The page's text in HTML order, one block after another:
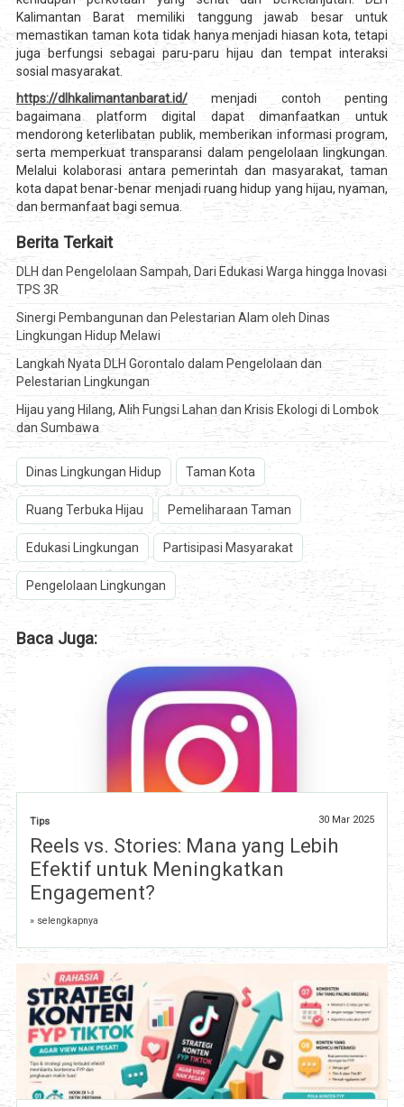
Kalimantan Barat memiliki tanggung jawab besar untuk
memastikan taman kota tidak hanya menjadi hiasan kota, tetapi
juga berfungsi sebagai paru-paru hijau dan tempat interaksi
sosial masyarakat.
https://dlhkalimantanbarat.id/menjadi contoh penting
bagaimana platform digital dapat dimanfaatkan untuk
mendorong keterlibatan publik, memberikan informasi program,
serta memperkuat transparansi dalam pengelolaan lingkungan.
Melalui kolaborasi antara pemerintah dan masyarakat, taman
kota dapat benar-benar menjadi ruang hidup yang hijau, nyaman,
dan bermanfaat bagi semua.
Berita Terkait
DLH dan Pengelolaan Sampah, Dari Edukasi Warga hingga Inovasi
TPS 3R
Sinergi Pembangunan dan Pelestarian Alam oleh Dinas
Lingkungan Hidup Melawi
Langkah Nyata DLH Gorontalo dalam Pengelolaan dan
Pelestarian Lingkungan
Hijau yang Hilang, Alih Fungsi Lahan dan Krisis Ekologi di Lombok
dan Sumbawa
Dinas Lingkungan Hidup Taman Kota
Ruang Terbuka Hijau Pemeliharaan Taman
Edukasi Lingkungan Partisipasi Masyarakat
Pengelolaan Lingkungan
Baca Juga:
Tips 30 Mar 2025
Reels vs. Stories: Mana yang Lebih
Efektif untuk Meningkatkan
Engagement?
» selengkapnya